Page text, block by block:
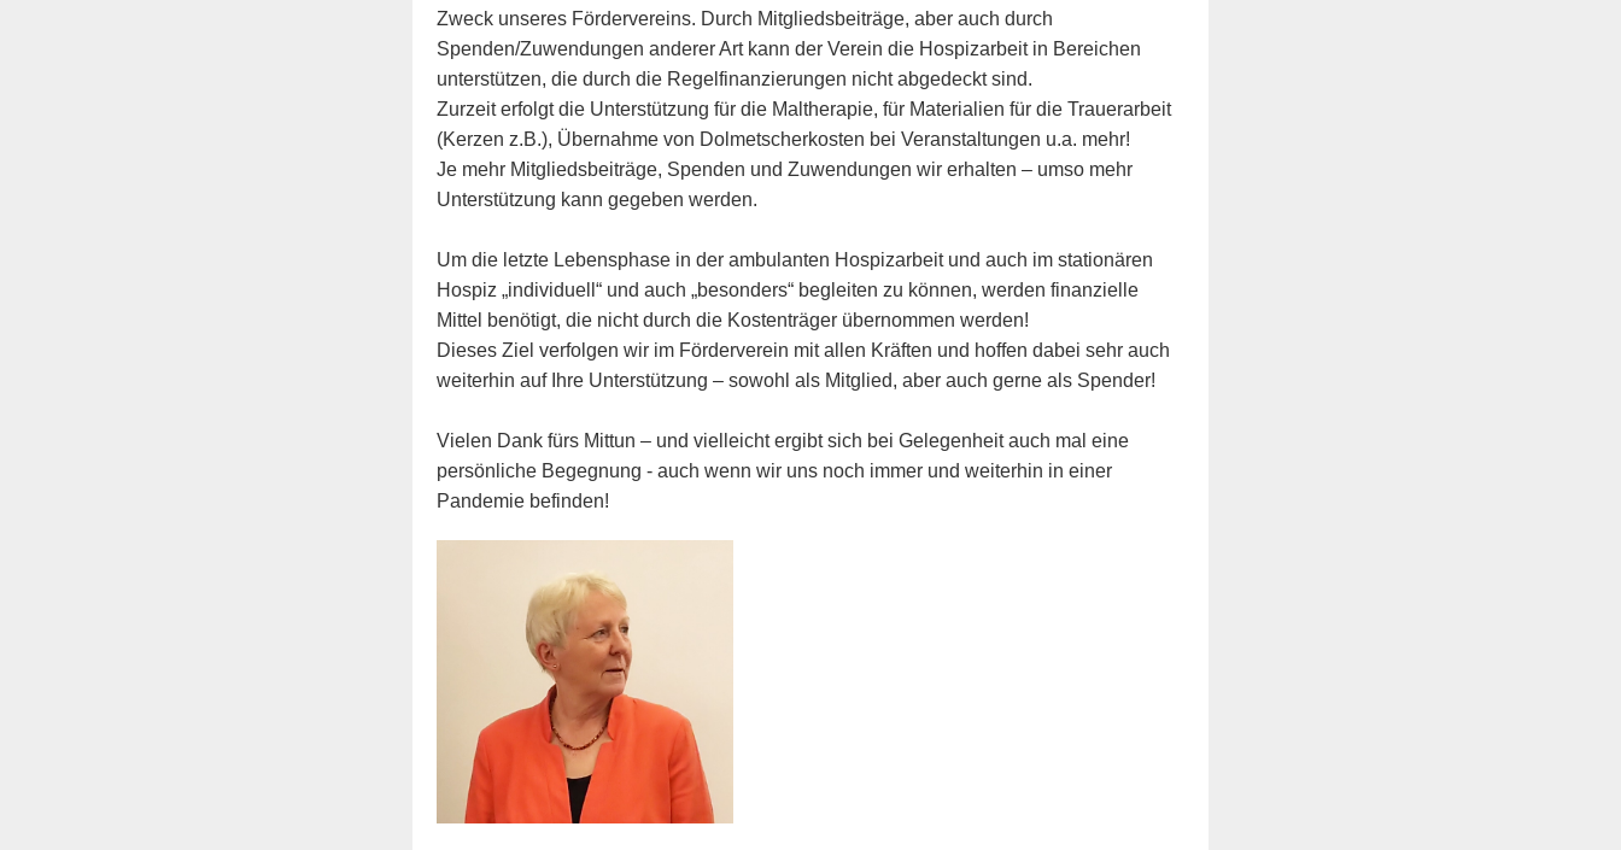
Zweck unseres Fördervereins. Durch Mitgliedsbeiträge, aber auch durch
Spenden/Zuwendungen anderer Art kann der Verein die Hospizarbeit in Bereichen
unterstützen, die durch die Regelfinanzierungen nicht abgedeckt sind.
Zurzeit erfolgt die Unterstützung für die Maltherapie, für Materialien für die Trauerarbeit
(Kerzen z.B.), Übernahme von Dolmetscherkosten bei Veranstaltungen u.a. mehr!
Je mehr Mitgliedsbeiträge, Spenden und Zuwendungen wir erhalten – umso mehr
Unterstützung kann gegeben werden.
Um die letzte Lebensphase in der ambulanten Hospizarbeit und auch im stationären
Hospiz „individuell“ und auch „besonders“ begleiten zu können, werden finanzielle
Mittel benötigt, die nicht durch die Kostenträger übernommen werden!
Dieses Ziel verfolgen wir im Förderverein mit allen Kräften und hoffen dabei sehr auch
weiterhin auf Ihre Unterstützung – sowohl als Mitglied, aber auch gerne als Spender!
Vielen Dank fürs Mittun – und vielleicht ergibt sich bei Gelegenheit auch mal eine
persönliche Begegnung - auch wenn wir uns noch immer und weiterhin in einer
Pandemie befinden!